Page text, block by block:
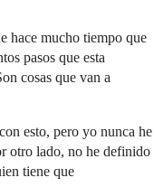
hace mucho tiempo que
pasos que esta
cosas que van a
esto, pero yo nunca he
otro lado, no he definido
tiene que